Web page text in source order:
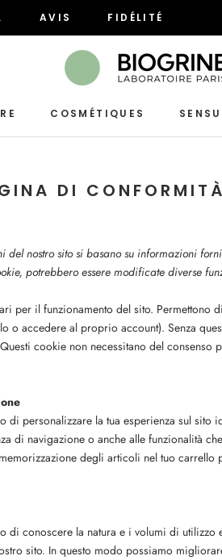
AVIS FIDÉLITÉ
COSMÉTIQUES
DI
del nostro sito si basano su informazioni
potrebbero essere modificate diverse
per il funzionamento del sito. Permettono
o accedere al proprio account). Senza
cookie non necessitano del consenso
di personalizzare la tua esperienza sul sito
di navigazione o anche alle funzionalità
degli articoli nel tuo
di conoscere la natura e i volumi di utilizzo
sito. In questo modo possiamo